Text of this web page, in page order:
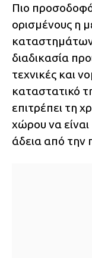
Πιο
ορισμένους η
διαδικασία
τεχνικές και
καταστατικό
επιτρέπει τη
χώρου να
άδεια από την